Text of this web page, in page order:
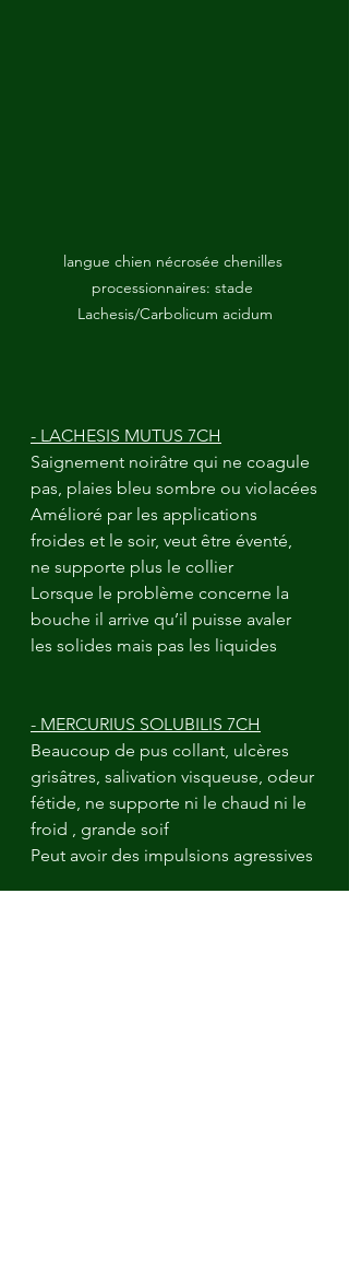
langue chien nécrosée chenilles
processionnaires: stade
Lachesis/Carbolicum acidum
- LACHESIS MUTUS 7CH
Saignement noirâtre qui ne coagule
pas, plaies bleu sombre ou violacées
Amélioré par les applications
froides et le soir, veut être éventé,
ne supporte plus le collier
Lorsque le problème concerne la
bouche il arrive qu’il puisse avaler
les solides mais pas les liquides
- MERCURIUS SOLUBILIS 7CH
Beaucoup de pus collant, ulcères
grisâtres, salivation visqueuse, odeur
fétide, ne supporte ni le chaud ni le
froid , grande soif
Peut avoir des impulsions agressives